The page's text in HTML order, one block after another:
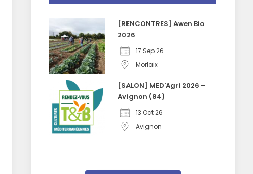
[RENCONTRES] Awen Bio
2026
17 Sep 26
Morlaix
[SALON] MED'Agri 2026 -
Avignon (84)
13 Oct 26
Avignon